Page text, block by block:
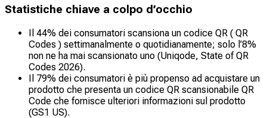
Statistiche chiave a colpo d’occhio
Il 44% dei consumatori scansiona un codice QR ( QR
Codes ) settimanalmente o quotidianamente; solo l’8%
non ne ha mai scansionato uno (Uniqode, State of QR
Codes 2026).
Il 79% dei consumatori è più propenso ad acquistare un
prodotto che presenta un codice QR scansionabile QR
Code che fornisce ulteriori informazioni sul prodotto
(GS1 US).